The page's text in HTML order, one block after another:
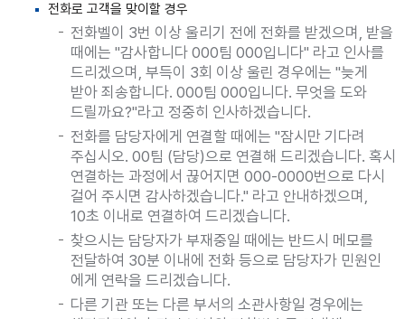
전화로 고객을 맞이할 경우
전화벨이 3번 이상 울리기 전에 전화를 받겠으며, 받을
때에는 "감사합니다 000팀 000입니다" 라고 인사를
드리겠으며, 부득이 3회 이상 울린 경우에는 "늦게
받아 죄송합니다. 000팀 000입니다. 무엇을 도와
드릴까요?"라고 정중히 인사하겠습니다.
전화를 담당자에게 연결할 때에는 "잠시만 기다려
주십시오. 00팀 (담당)으로 연결해 드리겠습니다. 혹시
연결하는 과정에서 끊어지면 000-0000번으로 다시
걸어 주시면 감사하겠습니다." 라고 안내하겠으며,
10초 이내로 연결하여 드리겠습니다.
찾으시는 담당자가 부재중일 때에는 반드시 메모를
전달하여 30분 이내에 전화 등으로 담당자가 민원인
에게 연락을 드리겠습니다.
다른 기관 또는 다른 부서의 소관사항일 경우에는